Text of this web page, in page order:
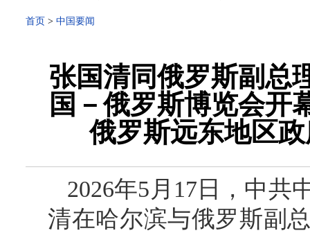
首页 > 中国要闻
张国清同俄罗斯副总
国－俄罗斯博览会开
俄罗斯远东地区
2026年5月17日，中共
清在哈尔滨与俄罗斯副